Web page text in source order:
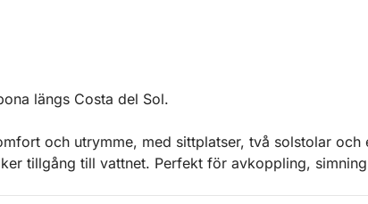
längs Costa del Sol.
och utrymme, med sittplatser, två solstolar och
tillgång till vattnet. Perfekt för avkoppling,